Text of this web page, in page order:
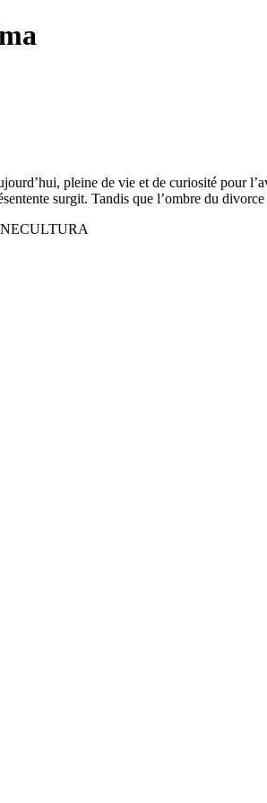
pleine de vie et de curiosité pour
surgit. Tandis que l’ombre du